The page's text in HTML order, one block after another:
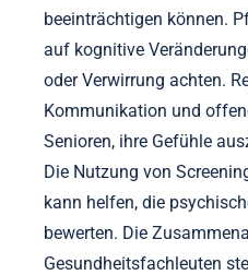
beeinträchtigen können.
auf kognitive
oder Verwirrung achten.
Kommunikation und
Senioren, ihre Gefühle
Die Nutzung von
kann helfen, die
bewerten. Die
Gesundheitsfachleuten